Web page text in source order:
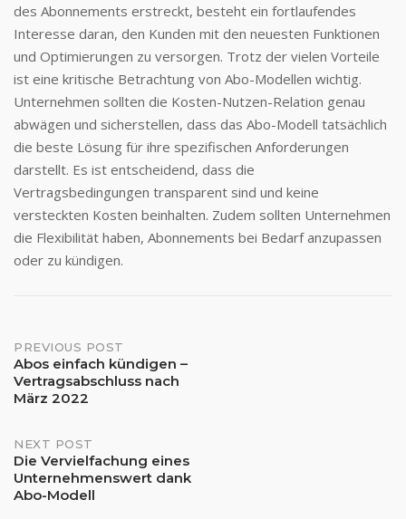
des Abonnements erstreckt, besteht ein fortlaufendes
Interesse daran, den Kunden mit den neuesten Funktionen
und Optimierungen zu versorgen. Trotz der vielen Vorteile
ist eine kritische Betrachtung von Abo-Modellen wichtig.
Unternehmen sollten die Kosten-Nutzen-Relation genau
abwägen und sicherstellen, dass das Abo-Modell tatsächlich
die beste Lösung für ihre spezifischen Anforderungen
darstellt. Es ist entscheidend, dass die
Vertragsbedingungen transparent sind und keine
versteckten Kosten beinhalten. Zudem sollten Unternehmen
die Flexibilität haben, Abonnements bei Bedarf anzupassen
oder zu kündigen.
Post
navigation
PREVIOUS POST
Abos einfach kündigen –
Vertragsabschluss nach
März 2022
NEXT POST
Die Vervielfachung eines
Unternehmenswert dank
Abo-Modell